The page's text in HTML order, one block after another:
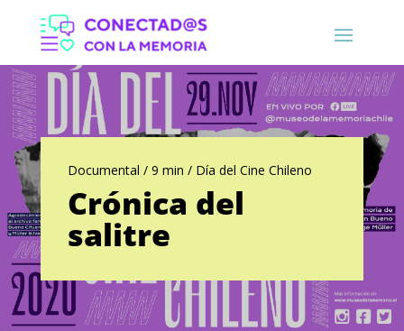
Documental / 9 min / Día del Cine Chileno
Crónica del
salitre